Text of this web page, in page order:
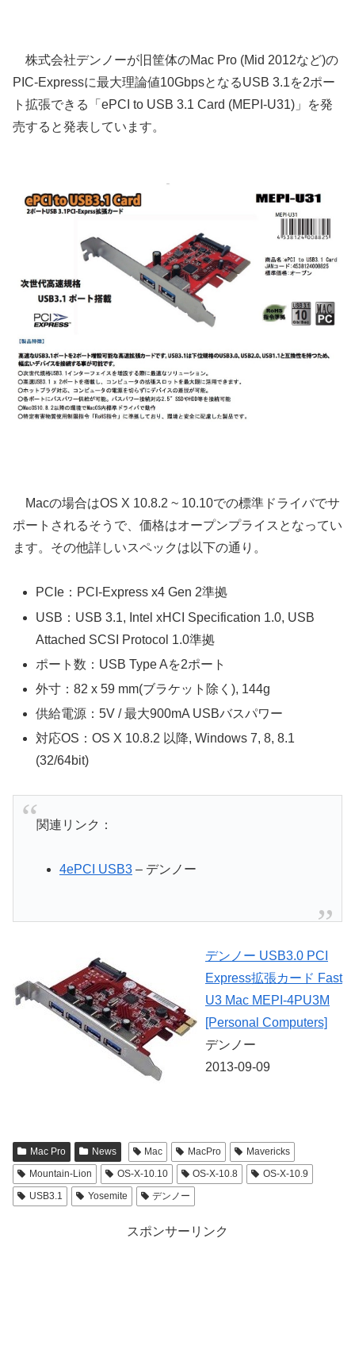
株式会社デンノーが旧筐体のMac Pro (Mid 2012など)の
PIC-Expressに最大理論値10GbpsとなるUSB 3.1を2ポー
ト拡張できる「ePCI to USB 3.1 Card (MEPI-U31)」を発
売すると発表しています。
Macの場合はOS X 10.8.2 ~ 10.10での標準ドライバでサ
ポートされるそうで、価格はオープンプライスとなってい
ます。その他詳しいスペックは以下の通り。
PCIe：PCI-Express x4 Gen 2準拠
USB：USB 3.1, Intel xHCI Specification 1.0, USB
Attached SCSI Protocol 1.0準拠
ポート数：USB Type Aを2ポート
外寸：82 x 59 mm(ブラケット除く), 144g
供給電源：5V / 最大900mA USBバスパワー
対応OS：OS X 10.8.2 以降, Windows 7, 8, 8.1
(32/64bit)
関連リンク：
4ePCI USB3– デンノー
デンノー USB3.0 PCI
Express拡張カード Fast
U3 Mac MEPI-4PU3M
[Personal Computers]
デンノー
2013-09-09
Mac Pro News Mac MacPro
Mavericks
Mountain-Lion
OS-X-10.10 OS-X-10.8
OS-X-10.9
USB3.1
Yosemite デンノー
スポンサーリンク